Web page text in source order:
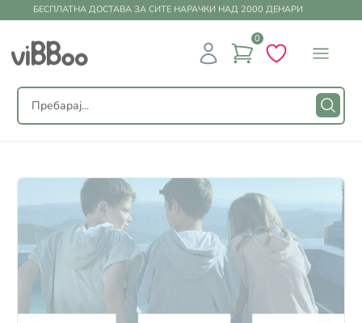
БЕСПЛАТНА ДОСТАВА ЗА СИТЕ НАРАЧКИ НАД 2000 ДЕНАРИ
0